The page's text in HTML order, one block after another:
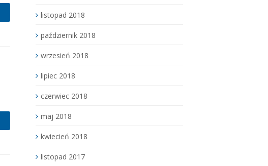
listopad 2018
październik 2018
wrzesień 2018
lipiec 2018
czerwiec 2018
maj 2018
kwiecień 2018
listopad 2017